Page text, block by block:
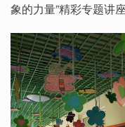
象的力量”精彩专题讲